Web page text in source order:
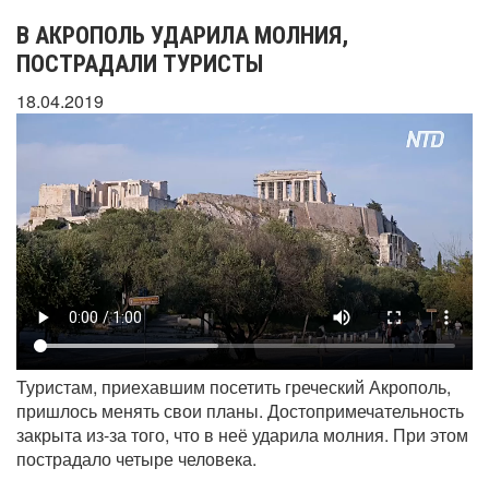
В АКРОПОЛЬ УДАРИЛА МОЛНИЯ,
ПОСТРАДАЛИ ТУРИСТЫ
18.04.2019
Туристам, приехавшим посетить греческий Акрополь,
пришлось менять свои планы. Достопримечательность
закрыта из-за того, что в неё ударила молния. При этом
пострадало четыре человека.